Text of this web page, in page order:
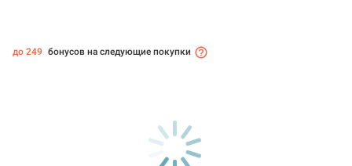
до 249 бонусов на следующие покупки